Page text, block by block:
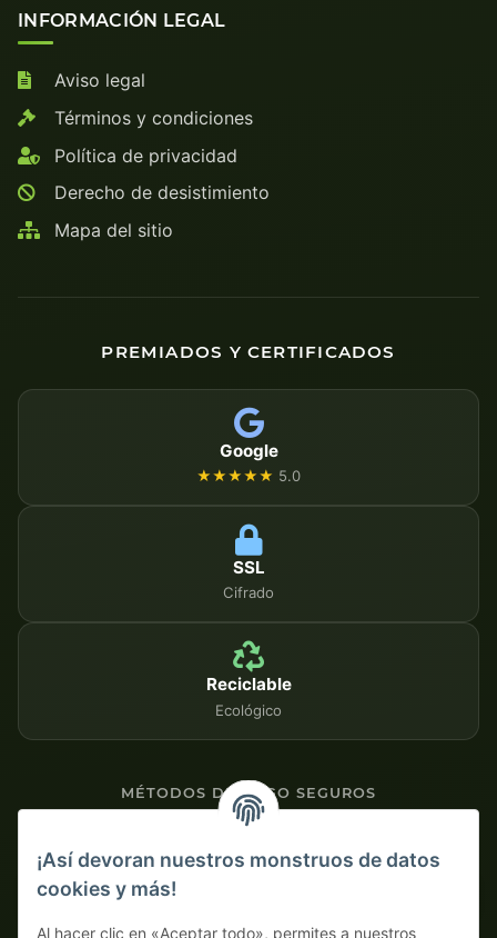
INFORMACIÓN LEGAL
Aviso legal
Términos y condiciones
Política de privacidad
Derecho de desistimiento
Mapa del sitio
PREMIADOS Y CERTIFICADOS
Google
★★★★★ 5.0
SSL
Cifrado
Reciclable
Ecológico
MÉTODOS DE PAGO SEGUROS
Pago por adelantado con descuento
¡Así devoran nuestros monstruos de datos
cookies y más!
Al hacer clic en «Aceptar todo», permites a nuestros